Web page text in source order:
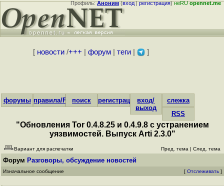
Профиль:Аноним(вход|регистрация)неRUopennet.me
[ новости/+++ форум| теги| ]
форумы правила/FAQпоиск регистрациявход/
выход
слежка
RSS
"Обновления Tor 0.4.8.25 и 0.4.9.8 с устранением
уязвимостей. Выпуск Arti 2.3.0"
Вариант для распечатки Пред. тема | След. тема
Форум Разговоры, обсуждение новостей
Изначальное сообщение [ Отслеживать ]